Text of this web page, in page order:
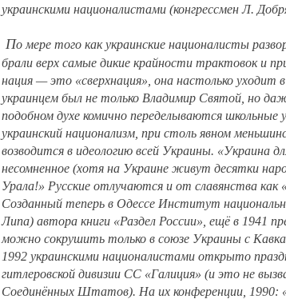
украинскими националистами (конгрессмен Л.
По мере того как украинские националисты разворачивали свою идеологию, в ней
брали верх самые дикие крайности трактовок и
нация — это «сверхнация», она настолько уходит
украинцем был не только Владимир Святой, но
подобном духе комично переделываются школьные
украинский национализм, при столь явном
возводится в идеологию всей Украины. «Украина
несомненное (хотя на Украине живут десятки
Урала!» Русские отлучаются и от славянства как
Созданный теперь в Одессе Институт
Липа) автора книги «Раздел России», ещё в 1941
можно сокрушить только в союзе Украины с
1992 украинскими националистами открыто
гитлеровской дивизии СС «Галиция» (и это не
Соединённых Штатов). На их конференции, 1990: